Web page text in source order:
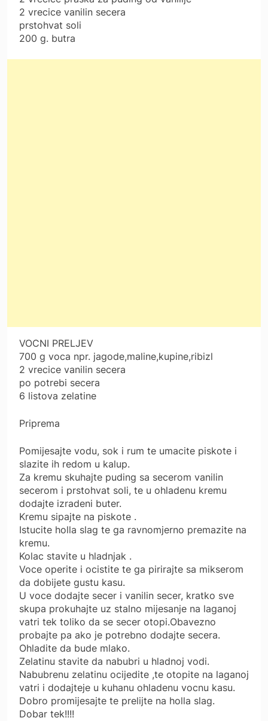
2 vrecice vanilin secera
prstohvat soli
200 g. butra
VOCNI PRELJEV
700 g voca npr. jagode,maline,kupine,ribizl
2 vrecice vanilin secera
po potrebi secera
6 listova zelatine
Priprema
Pomijesajte vodu, sok i rum te umacite piskote i
slazite ih redom u kalup.
Za kremu skuhajte puding sa secerom vanilin
secerom i prstohvat soli, te u ohladenu kremu
dodajte izradeni buter.
Kremu sipajte na piskote .
Istucite holla slag te ga ravnomjerno premazite na
kremu.
Kolac stavite u hladnjak .
Voce operite i ocistite te ga pirirajte sa mikserom
da dobijete gustu kasu.
U voce dodajte secer i vanilin secer, kratko sve
skupa prokuhajte uz stalno mijesanje na laganoj
vatri tek toliko da se secer otopi.Obavezno
probajte pa ako je potrebno dodajte secera.
Ohladite da bude mlako.
Zelatinu stavite da nabubri u hladnoj vodi.
Nabubrenu zelatinu ocijedite ,te otopite na laganoj
vatri i dodajteje u kuhanu ohladenu vocnu kasu.
Dobro promijesajte te prelijte na holla slag.
Dobar tek!!!!